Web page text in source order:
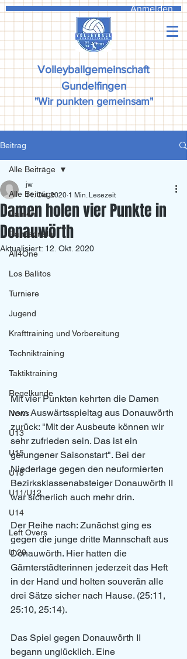
Anmelden
Volleyballgemeinschaft
Gundelfingen
"Wir punkten gemeinsam"
Beitrag
Alle Beiträge
Damen
Ranzadriala
All4One
Los Ballitos
Turniere
Jugend
Krafttraining und Vorbereitung
Techniktraining
Taktiktraining
Regelkunde
News
U13
U15
U18
U11/U12
U14
Left Overs
U 20
Alle Beiträge
Damen holen vier Punkte in
Donauwörth
jw
11. Okt. 2020 1 Min. Lesezeit
Aktualisiert: 12. Okt. 2020
Mit vier Punkten kehrten die Damen
vom Auswärtsspieltag aus Donauwörth
zurück: "Mit der Ausbeute können wir
sehr zufrieden sein. Das ist ein
gelungener Saisonstart". Bei der
Niederlage gegen den neuformierten
Bezirksklassenabsteiger Donauwörth II
war sicherlich auch mehr drin.
Der Reihe nach: Zunächst ging es
gegen die junge dritte Mannschaft aus
Donauwörth. Hier hatten die
Gärnterstädterinnen jederzeit das Heft
in der Hand und holten souverän alle
drei Sätze sicher nach Hause. (25:11,
25:10, 25:14).
Das Spiel gegen Donauwörth II
begann unglücklich. Eine